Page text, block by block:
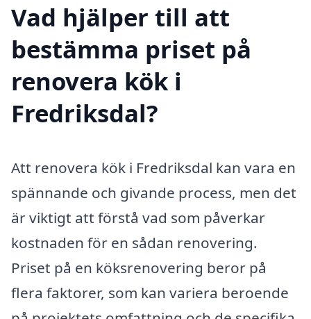
Vad hjälper till att
bestämma priset på
renovera kök i
Fredriksdal?
Att renovera kök i Fredriksdal kan vara en
spännande och givande process, men det
är viktigt att förstå vad som påverkar
kostnaden för en sådan renovering.
Priset på en köksrenovering beror på
flera faktorer, som kan variera beroende